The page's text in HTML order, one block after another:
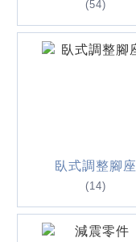
(54)
臥式調整腳座
(14)